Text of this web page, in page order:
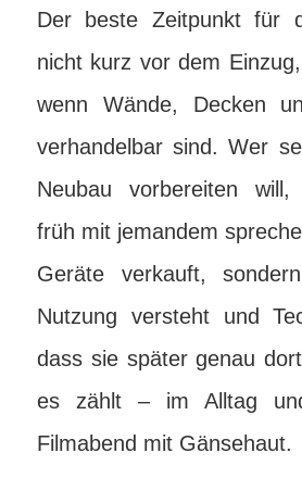
Der beste Zeitpunkt für
nicht kurz vor dem
wenn Wände, Decken
verhandelbar sind. Wer
Neubau vorbereiten
früh mit jemandem
Geräte verkauft,
Nutzung versteht und
dass sie später genau
es zählt – im Alltag
Filmabend mit Gänsehaut.